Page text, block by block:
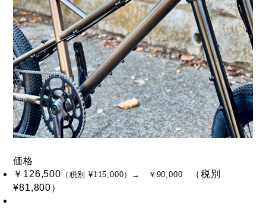
価格
￥126,500 （税別 ¥115,000）→ ￥90,000
（税別
¥81,800）